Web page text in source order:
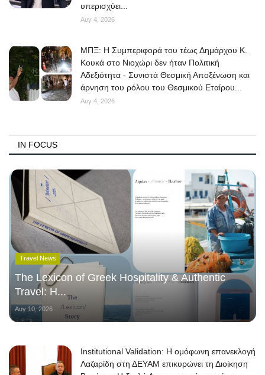
υπερισχύει...
Αυγ 4, 2026
ΜΠΞ: Η Συμπεριφορά του τέως Δημάρχου Κ.
Κουκά στο Νιοχώρι δεν ήταν Πολιτική
Αδεξιότητα - Συνιστά Θεσμική Αποξένωση και
άρνηση του ρόλου του Θεσμικού Εταίρου...
Αυγ 4, 2026
IN FOCUS
Travel News
The Lexicon of Greek Hospitality & Authentic
Travel: Η...
Αυγ 10, 2026
Institutional Validation: Η ομόφωνη επανεκλογή
Λαζαρίδη στη ΔΕΥΑΜ επικυρώνει τη Διοίκηση